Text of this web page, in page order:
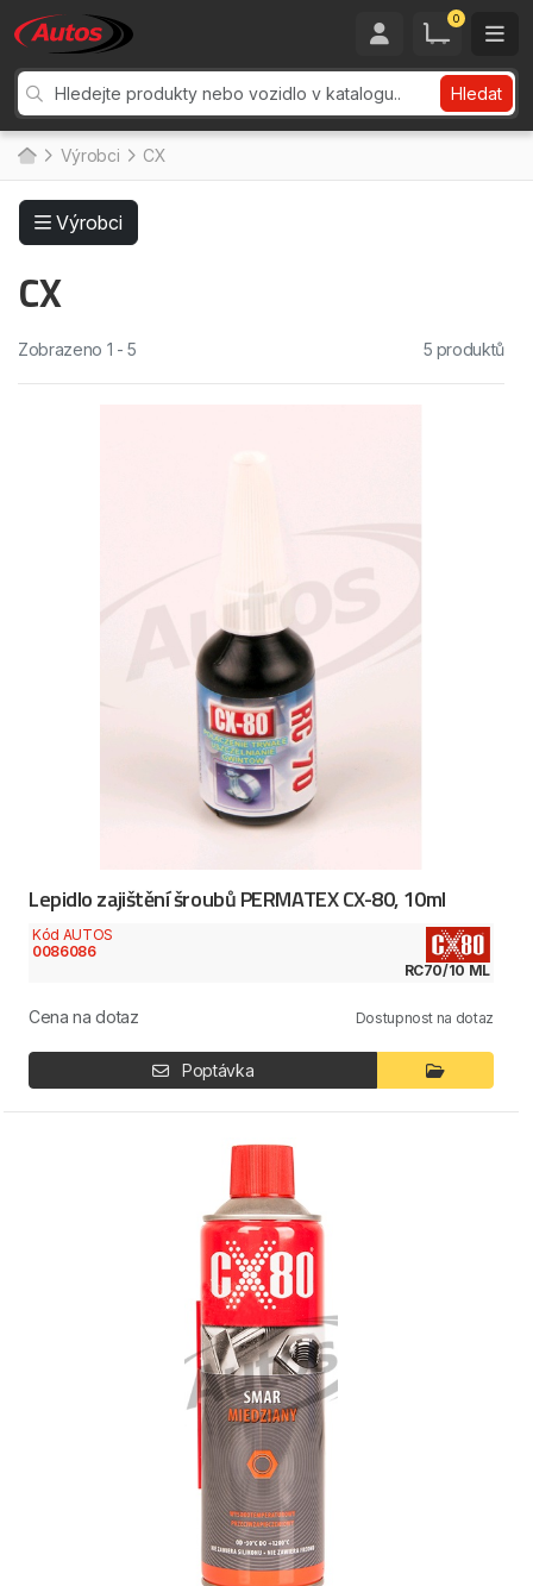
0
Hledat
Výrobci CX
Výrobci
CX
Zobrazeno 1 - 5 5 produktů
Lepidlo zajištění šroubů PERMATEX CX-80, 10ml
Kód AUTOS
0086086
RC70/10 ML
Cena na dotaz Dostupnost na dotaz
Poptávka